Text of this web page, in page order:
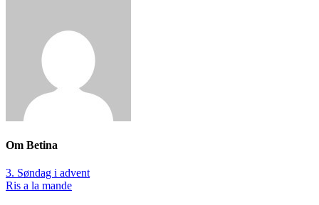
Om Betina
3. Søndag i advent
Ris a la mande